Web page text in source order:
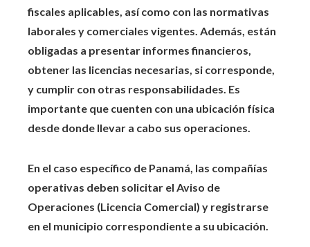
fiscales aplicables, así como con las normativas
laborales y comerciales vigentes. Además, están
obligadas a presentar informes financieros,
obtener las licencias necesarias, si corresponde,
y cumplir con otras responsabilidades. Es
importante que cuenten con una ubicación física
desde donde llevar a cabo sus operaciones.
En el caso específico de Panamá, las compañías
operativas deben solicitar el Aviso de
Operaciones (Licencia Comercial) y registrarse
en el municipio correspondiente a su ubicación.